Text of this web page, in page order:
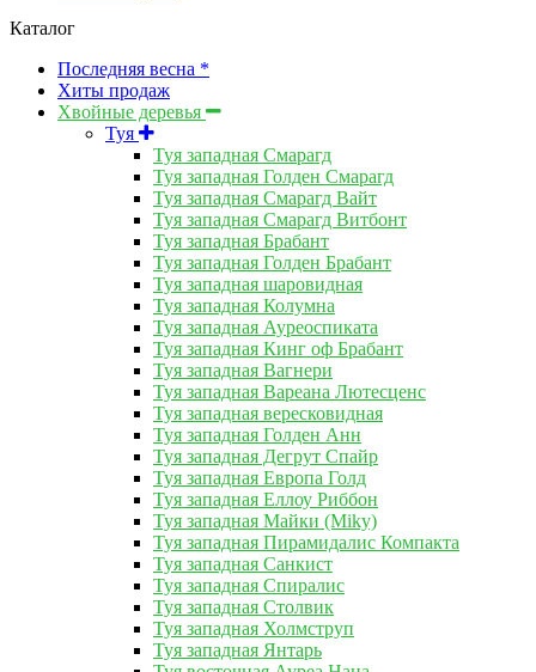
Каталог
Последняя весна *
Хиты продаж
Хвойные деревья
Туя
Туя западная Смарагд
Туя западная Голден Смарагд
Туя западная Смарагд Вайт
Туя западная Смарагд Витбонт
Туя западная Брабант
Туя западная Голден Брабант
Туя западная шаровидная
Туя западная Колумна
Туя западная Ауреоспиката
Туя западная Кинг оф Брабант
Туя западная Вагнери
Туя западная Вареана Лютесценс
Туя западная вересковидная
Туя западная Голден Анн
Туя западная Дегрут Спайр
Туя западная Европа Голд
Туя западная Еллоу Риббон
Туя западная Майки (Miky)
Туя западная Пирамидалис Компакта
Туя западная Санкист
Туя западная Спиралис
Туя западная Столвик
Туя западная Холмструп
Туя западная Янтарь